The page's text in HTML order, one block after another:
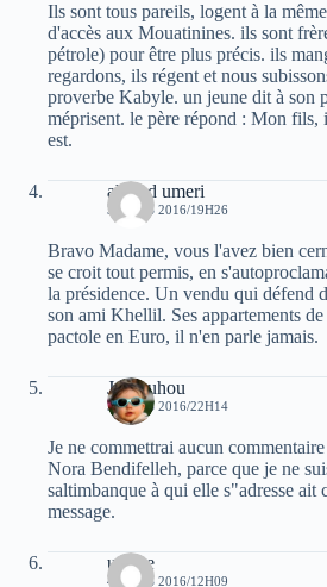
Ils sont tous pareils, logent à la
d'accès aux Mouatinines. ils sont
pétrole) pour être plus précis. ils
regardons, ils régent et nous
proverbe Kabyle. un jeune dit à son
méprisent. le père répond : Mon fils,
est.
ahmed umeri
3 MARS 2016/19H26
Bravo Madame, vous l'avez bien
se croit tout permis, en
la présidence. Un vendu qui défend
son ami Khellil. Ses appartements
pactole en Euro, il n'en parle jamais.
Jafnouhou
3 MARS 2016/22H14
Je ne commettrai aucun
Nora Bendifelleh, parce que je ne
saltimbanque à qui elle s"adresse ait
message.
urfane
4 MARS 2016/12H09